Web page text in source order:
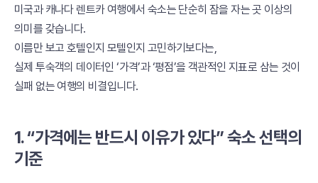
미국과 캐나다 렌트카 여행에서 숙소는 단순히 잠을 자는 곳 이상의
의미를 갖습니다.
이름만 보고 호텔인지 모텔인지 고민하기보다는,
실제 투숙객의 데이터인 ‘가격’과 ‘평점’을 객관적인 지표로 삼는 것이
실패 없는 여행의 비결입니다.
1. “가격에는 반드시 이유가 있다” 숙소 선택의
기준